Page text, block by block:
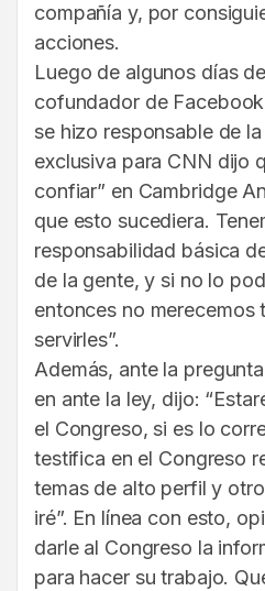
compañía y, por
acciones.
Luego de algunos días
cofundador de
se hizo responsable de
exclusiva para CNN dijo
confiar” en Cambridge
que esto sucediera.
responsabilidad básica
de la gente, y si no lo
entonces no merecemos
servirles”.
Además, ante la
en ante la ley, dijo:
el Congreso, si es lo
testifica en el Congreso
temas de alto perfil y
iré”. En línea con esto,
darle al Congreso la
para hacer su trabajo.